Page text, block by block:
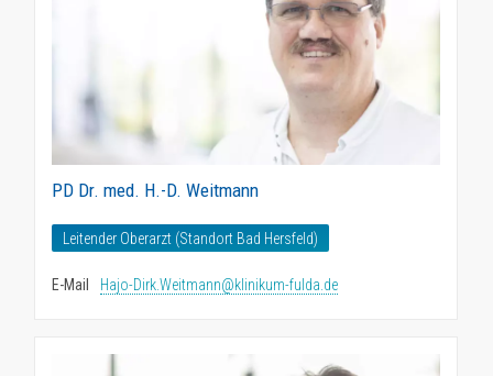
PD Dr. med. H.-D. Weitmann
Leitender Oberarzt (Standort Bad Hersfeld)
E-Mail Hajo-Dirk.Weitmann@klinikum-fulda.de